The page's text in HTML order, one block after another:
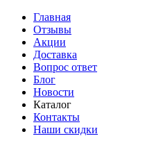
Главная
Отзывы
Акции
Доставка
Вопрос ответ
Блог
Новости
Каталог
Контакты
Наши скидки